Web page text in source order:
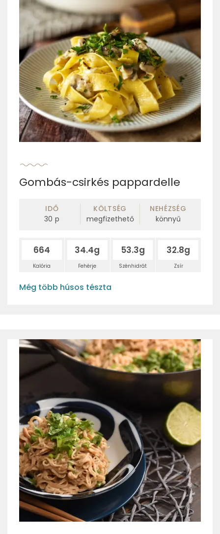
Gombás-csirkés pappardelle
IDŐ
30 p
KÖLTSÉG
megfizethető
NEHÉZSÉG
könnyű
664
Kalória
34.4g
Fehérje
53.3g
Szénhidrát
32.8g
Zsír
Még több húsos tészta